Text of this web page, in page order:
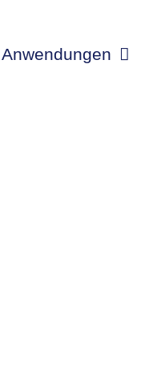
Anwendungen